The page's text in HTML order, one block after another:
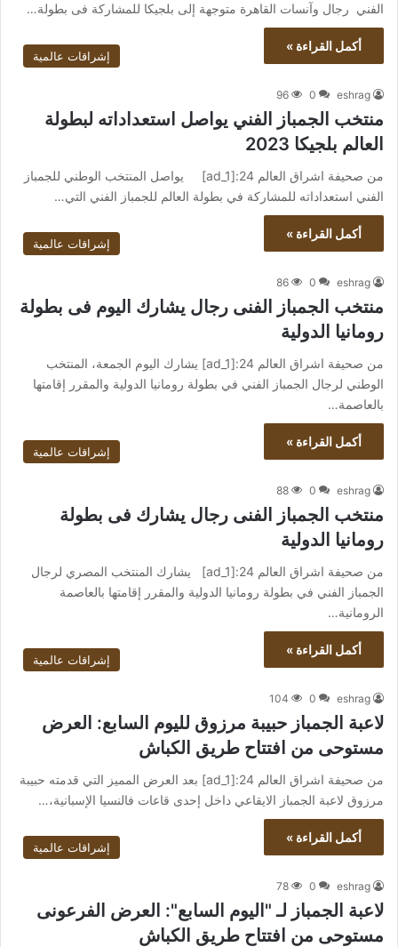
الفني رجال وآنسات القاهرة متوجهة إلى بلجيكا للمشاركة فى بطولة…
أكمل القراءة »
إشراقات عالمية
eshrag
0
96
منتخب الجمباز الفني يواصل استعداداته لبطولة
العالم بلجيكا 2023
من صحيفة اشراق العالم 24:[ad_1] يواصل المنتخب الوطني للجمباز
الفني استعداداته للمشاركة في بطولة العالم للجمباز الفني التي…
أكمل القراءة »
إشراقات عالمية
eshrag
0
86
منتخب الجمباز الفنى رجال يشارك اليوم فى بطولة
رومانيا الدولية
من صحيفة اشراق العالم 24:[ad_1] يشارك اليوم الجمعة، المنتخب
الوطني لرجال الجمباز الفني في بطولة رومانيا الدولية والمقرر إقامتها
بالعاصمة…
أكمل القراءة »
إشراقات عالمية
eshrag
0
88
منتخب الجمباز الفنى رجال يشارك فى بطولة
رومانيا الدولية
من صحيفة اشراق العالم 24:[ad_1] يشارك المنتخب المصري لرجال
الجمباز الفني في بطولة رومانيا الدولية والمقرر إقامتها بالعاصمة
الرومانية…
أكمل القراءة »
إشراقات عالمية
eshrag
0
104
لاعبة الجمباز حبيبة مرزوق لليوم السابع: العرض
مستوحى من افتتاح طريق الكباش
من صحيفة اشراق العالم 24:[ad_1] بعد العرض المميز التي قدمته حبيبة
مرزوق لاعبة الجمباز الايقاعي داخل إحدى قاعات فالنسيا الإسبانية،…
أكمل القراءة »
إشراقات عالمية
eshrag
0
78
لاعبة الجمباز لـ "اليوم السابع": العرض الفرعونى
مستوحى من افتتاح طريق الكباش